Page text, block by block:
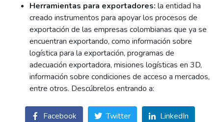
Herramientas para exportadores: la entidad ha
creado instrumentos para apoyar los procesos de
exportación de las empresas colombianas que ya se
encuentran exportando, como información sobre
logística para la exportación, programas de
adecuación exportadora, misiones logísticas en 3D,
información sobre condiciones de acceso a mercados,
entre otros. Descúbrelos entrando a:
Facebook Twitter LinkedIn